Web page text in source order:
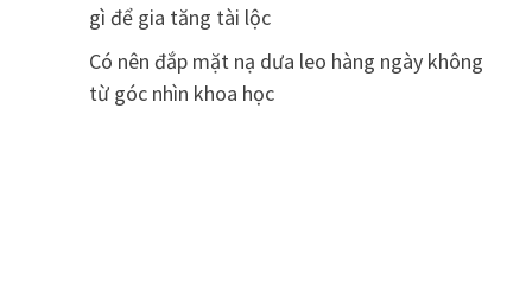
gì để gia tăng tài lộc
Có nên đắp mặt nạ dưa leo hàng ngày không
từ góc nhìn khoa học